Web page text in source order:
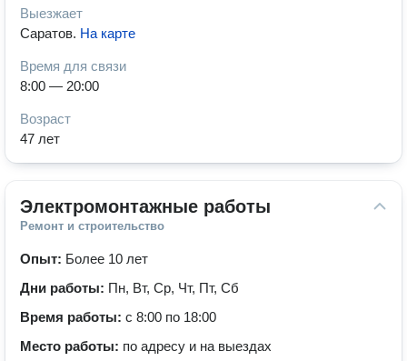
Выезжает
Саратов. На карте
Время для связи
8:00 — 20:00
Возраст
47 лет
Электромонтажные работы
Ремонт и строительство
Опыт: Более 10 лет
Дни работы: Пн, Вт, Ср, Чт, Пт, Сб
Время работы: с 8:00 по 18:00
Место работы: по адресу и на выездах